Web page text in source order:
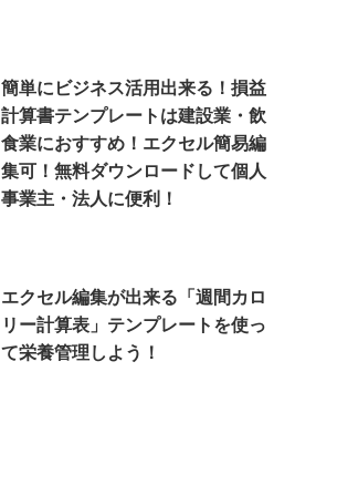
簡単にビジネス活用出来る！損益
計算書テンプレートは建設業・飲
食業におすすめ！エクセル簡易編
集可！無料ダウンロードして個人
事業主・法人に便利！
エクセル編集が出来る「週間カロ
リー計算表」テンプレートを使っ
て栄養管理しよう！